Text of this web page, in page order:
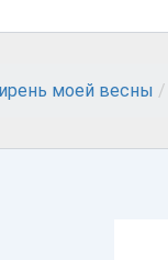
моей весны /